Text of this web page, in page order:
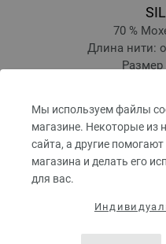
Мы используем файлы
магазине. Некоторые из
сайта, а другие
магазина и делать его
для вас.
70 %
Длина нити:
Размер
без НДС, без учета стоимости
prev
ПОДЕЛИТЬСЯ